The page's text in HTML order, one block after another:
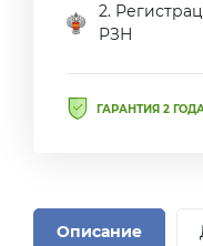
2.
РЗН
ГАРАНТИЯ 2
Описание